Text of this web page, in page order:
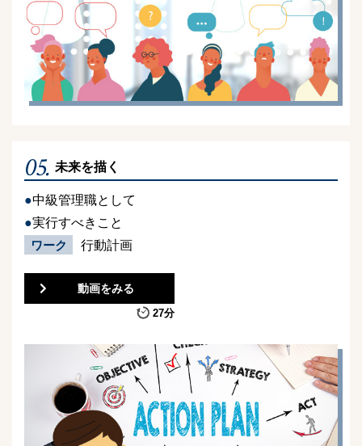
05. 未来を描く
中級管理職として
実行すべきこと
ワーク
行動計画
動画をみる
27分